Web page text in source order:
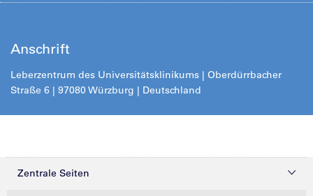
Anschrift
Leberzentrum des Universitätsklinikums | Oberdürrbacher
Straße 6 | 97080 Würzburg | Deutschland
Zentrale Seiten